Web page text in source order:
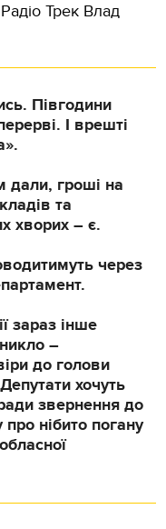
Трек Влад
Півгодини
І врешті
дали, гроші на
та
хворих – є.
через
зараз інше
–
до голови
хочуть
звернення до
нібито погану